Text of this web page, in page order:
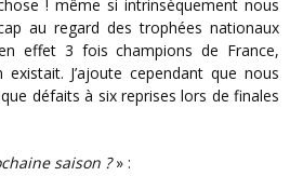
au regard des trophées nationaux
effet 3 fois champions de France,
J’ajoute cependant que nous
défaits à six reprises lors de finales
saison ?» :